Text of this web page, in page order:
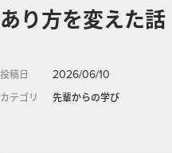
あり方を変えた話
投稿日 2026/06/10
カテゴリ 先輩からの学び